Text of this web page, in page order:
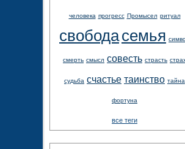
человека прогресс Промысел ритуал
свободасемья
смерть смысл совесть страсть
судьба счастье таинство тайна
фортуна
все теги